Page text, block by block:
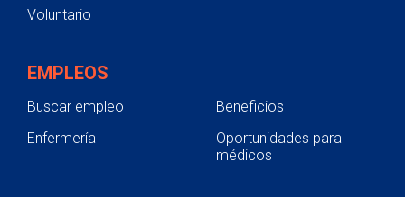
Voluntario
EMPLEOS
Buscar empleo
Beneficios
Enfermería
Oportunidades para
médicos